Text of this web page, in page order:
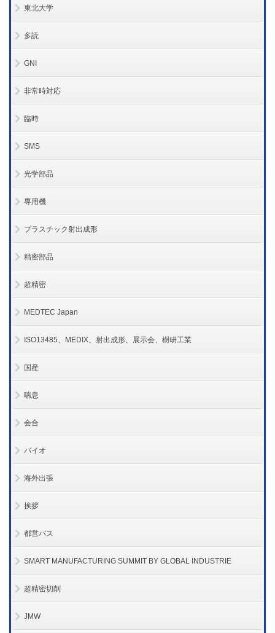
東北大学
多読
GNI
非常時対応
臨時
SMS
光学部品
専用機
プラスチック射出成形
精密部品
超精密
MEDTEC Japan
ISO13485、MEDIX、射出成形、展示会、樹研工業
国産
喘息
会合
バイオ
海外出張
挨拶
都営バス
SMART MANUFACTURING SUMMIT BY GLOBAL INDUSTRIE
超精密切削
JMW